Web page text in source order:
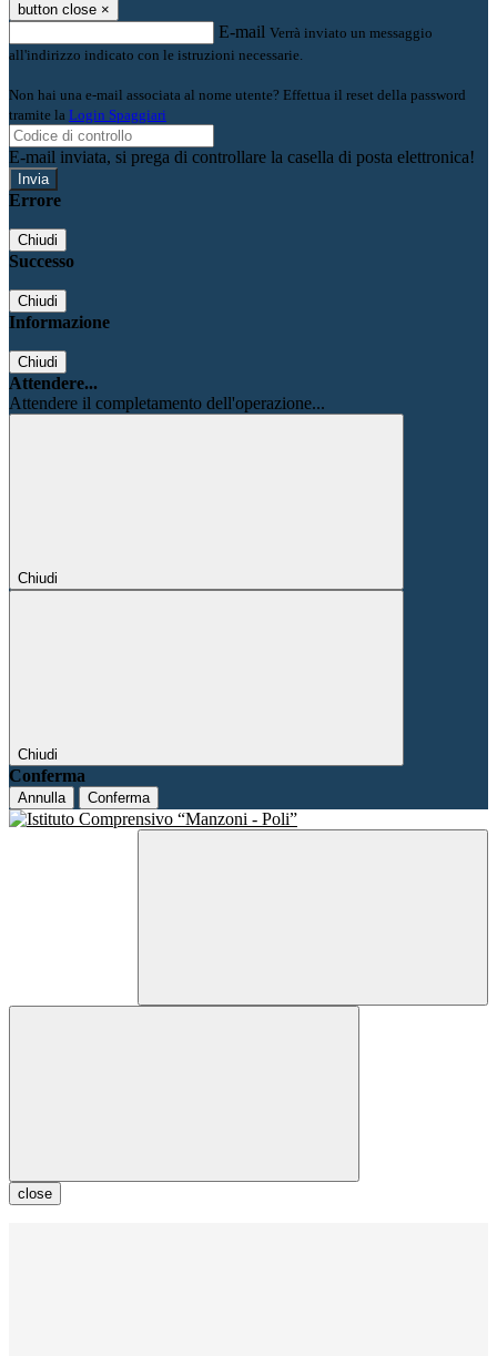
button close ×
E-mail Verrà inviato un messaggio
all'indirizzo indicato con le istruzioni necessarie.
Non hai una e-mail associata al nome utente? Effettua il reset della password
tramite la Login Spaggiari
E-mail inviata, si prega di controllare la casella di posta elettronica!
Errore
Chiudi
Successo
Chiudi
Informazione
Chiudi
Attendere...
Attendere il completamento dell'operazione...
Chiudi
Chiudi
Conferma
Annulla Conferma
close